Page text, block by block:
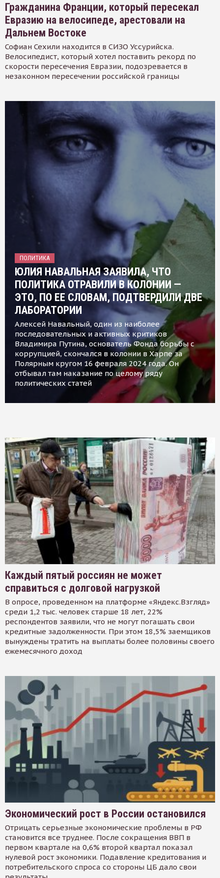
Гражданина Франции, который пересекал
Евразию на велосипеде, арестовали на
Дальнем Востоке
Софиан Сехили находится в СИЗО Уссурийска.
Велосипедист, который хотел поставить рекорд по
скорости пересечения Евразии, подозревается в
незаконном пересечении российской границы
ПОЛИТИКА
ЮЛИЯ НАВАЛЬНАЯ ЗАЯВИЛА, ЧТО
ПОЛИТИКА ОТРАВИЛИ В КОЛОНИИ —
ЭТО, ПО ЕЕ СЛОВАМ, ПОДТВЕРДИЛИ ДВЕ
ЛАБОРАТОРИИ
Алексей Навальный, один из наиболее
последовательных и активных критиков
Владимира Путина, основатель Фонда борьбы с
коррупцией, скончался в колонии в Харпе за
Полярным кругом 16 февраля 2024 года. Он
отбывал там наказание по целому ряду
политических статей
Каждый пятый россиян не может
справиться с долговой нагрузкой
В опросе, проведенном на платформе «Яндекс.Взгляд»
среди 1,2 тыс. человек старше 18 лет, 22%
респондентов заявили, что не могут погашать свои
кредитные задолженности. При этом 18,5% заемщиков
вынуждены тратить на выплаты более половины своего
ежемесячного доход
Экономический рост в России остановился
Отрицать серьезные экономические проблемы в РФ
становится все труднее. После сокращения ВВП в
первом квартале на 0,6% второй квартал показал
нулевой рост экономики. Подавление кредитования и
потребительского спроса со стороны ЦБ дало свои